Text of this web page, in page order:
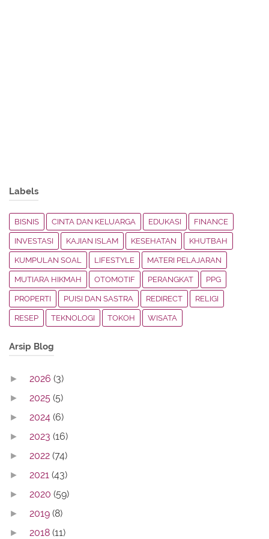
Labels
BISNIS CINTA DAN KELUARGA EDUKASI FINANCE
INVESTASI KAJIAN ISLAM KESEHATAN KHUTBAH
KUMPULAN SOAL LIFESTYLE MATERI PELAJARAN
MUTIARA HIKMAH OTOMOTIF PERANGKAT PPG
PROPERTI PUISI DAN SASTRA REDIRECT RELIGI
RESEP TEKNOLOGI TOKOH WISATA
Arsip Blog
► 2026 (3)
► 2025 (5)
► 2024 (6)
► 2023 (16)
► 2022 (74)
► 2021 (43)
► 2020 (59)
► 2019 (8)
► 2018 (11)